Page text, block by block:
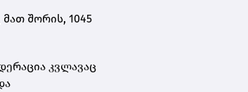
შორის, 1045
კვლავაც